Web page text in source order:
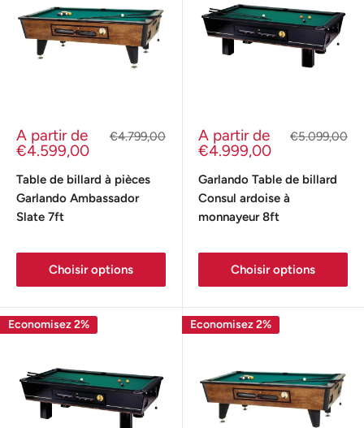
Prix
réduit
A partir de
€4.599,00
Prix
€4.799,00
Table de billard à pièces
Garlando Ambassador
Slate 7ft
Choisir options
Prix
réduit
A partir de
€4.999,00
Prix
€5.099,00
Garlando Table de billard
Consul ardoise à
monnayeur 8ft
Choisir options
Economisez 2% Economisez 2%